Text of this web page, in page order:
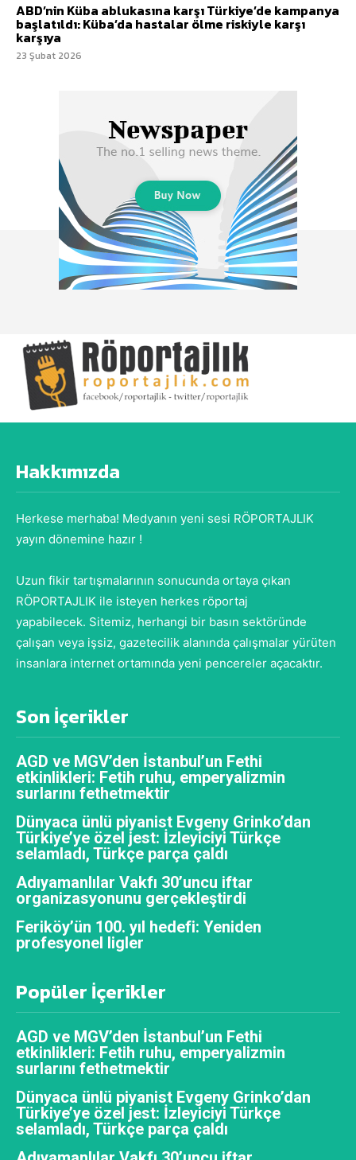
ABD’nin Küba ablukasına karşı Türkiye’de kampanya
başlatıldı: Küba’da hastalar ölme riskiyle karşı
karşıya
23 Şubat 2026
Hakkımızda
Herkese merhaba! Medyanın yeni sesi RÖPORTAJLIK
yayın dönemine hazır !
Uzun fikir tartışmalarının sonucunda ortaya çıkan
RÖPORTAJLIK ile isteyen herkes röportaj
yapabilecek. Sitemiz, herhangi bir basın sektöründe
çalışan veya işsiz, gazetecilik alanında çalışmalar yürüten
insanlara internet ortamında yeni pencereler açacaktır.
Son İçerikler
AGD ve MGV’den İstanbul’un Fethi
etkinlikleri: Fetih ruhu, emperyalizmin
surlarını fethetmektir
Dünyaca ünlü piyanist Evgeny Grinko’dan
Türkiye’ye özel jest: İzleyiciyi Türkçe
selamladı, Türkçe parça çaldı
Adıyamanlılar Vakfı 30’uncu iftar
organizasyonunu gerçekleştirdi
Feriköy’ün 100. yıl hedefi: Yeniden
profesyonel ligler
Popüler İçerikler
AGD ve MGV’den İstanbul’un Fethi
etkinlikleri: Fetih ruhu, emperyalizmin
surlarını fethetmektir
Dünyaca ünlü piyanist Evgeny Grinko’dan
Türkiye’ye özel jest: İzleyiciyi Türkçe
selamladı, Türkçe parça çaldı